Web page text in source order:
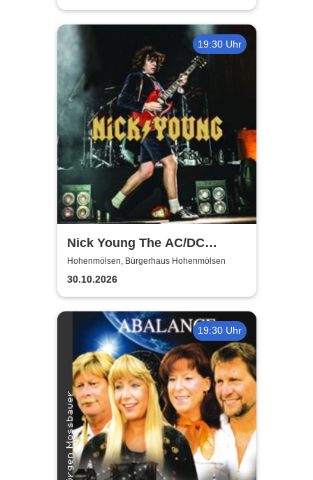
19:30 Uhr
Nick Young The AC/DC
Master-Band
Hohenmölsen, Bürgerhaus Hohenmölsen
30.10.2026
19:30 Uhr